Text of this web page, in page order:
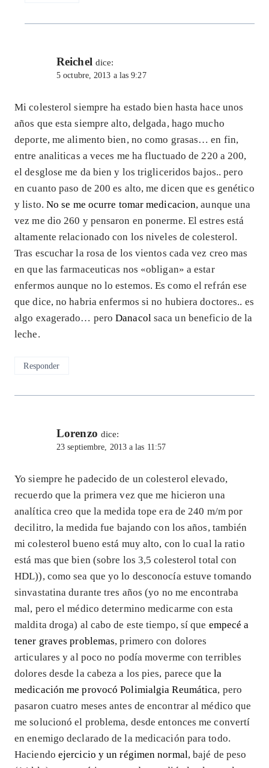
Reichel dice:
5 octubre, 2013 a las 9:27
Mi colesterol siempre ha estado bien hasta hace unos
años que esta siempre alto, delgada, hago mucho
deporte, me alimento bien, no como grasas… en fin,
entre analiticas a veces me ha fluctuado de 220 a 200,
el desglose me da bien y los trigliceridos bajos.. pero
en cuanto paso de 200 es alto, me dicen que es genético
y listo. No se me ocurre tomar medicacion, aunque una
vez me dio 260 y pensaron en ponerme. El estres está
altamente relacionado con los niveles de colesterol.
Tras escuchar la rosa de los vientos cada vez creo mas
en que las farmaceuticas nos «obligan» a estar
enfermos aunque no lo estemos. Es como el refrán ese
que dice, no habria enfermos si no hubiera doctores.. es
algo exagerado… peroDanacol saca un beneficio de la
leche.
Responder
Lorenzo dice:
23 septiembre, 2013 a las 11:57
Yo siempre he padecido de un colesterol elevado,
recuerdo que la primera vez que me hicieron una
analítica creo que la medida tope era de 240 m/m por
decilitro, la medida fue bajando con los años, también
mi colesterol bueno está muy alto, con lo cual la ratio
está mas que bien (sobre los 3,5 colesterol total con
HDL)), como sea que yo lo desconocía estuve tomando
sinvastatina durante tres años (yo no me encontraba
mal, pero el médico determino medicarme con esta
maldita droga) al cabo de este tiempo, sí que empecé a
tener graves problemas, primero con dolores
articulares y al poco no podía moverme con terribles
dolores desde la cabeza a los pies, parece que la
medicación me provocó Polimialgia Reumática, pero
pasaron cuatro meses antes de encontrar al médico que
me solucionó el problema, desde entonces me convertí
en enemigo declarado de la medicación para todo.
Haciendo ejercicio y un régimen normal, bajé de peso